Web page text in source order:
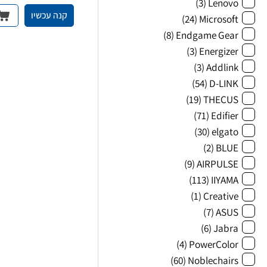
Microsoft
(24)
Endgame Gear
(8)
Energizer
(3)
Addlink
(3)
D-LINK
(54)
THECUS
(19)
Edifier
(71)
elgato
(30)
BLUE
(2)
AIRPULSE
(9)
IIYAMA
(113)
Creative
(1)
ASUS
(7)
Jabra
(6)
PowerColor
(4)
Noblechairs
(60)
קנה עכשיו